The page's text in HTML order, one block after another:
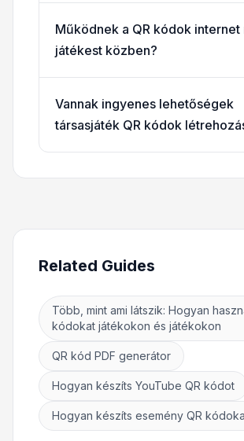
Működnek a QR kódok internet
játékest közben?
Vannak ingyenes lehetőségek
társasjáték QR kódok
Related Guides
Több, mint ami látszik: Hogyan
kódokat játékokon és játékokon
QR kód PDF generátor
Hogyan készíts YouTube QR kódot
Hogyan készíts esemény QR